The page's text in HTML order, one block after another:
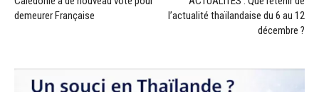
demeurer Française
l’actualité thaïlandaise du 6 au 12
décembre ?